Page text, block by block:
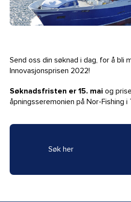
Send oss din søknad i dag, for å bli
Innovasjonsprisen 2022!
Søknadsfristen er 15. mai og
åpningsseremonien på Nor-Fishing i
Søk her